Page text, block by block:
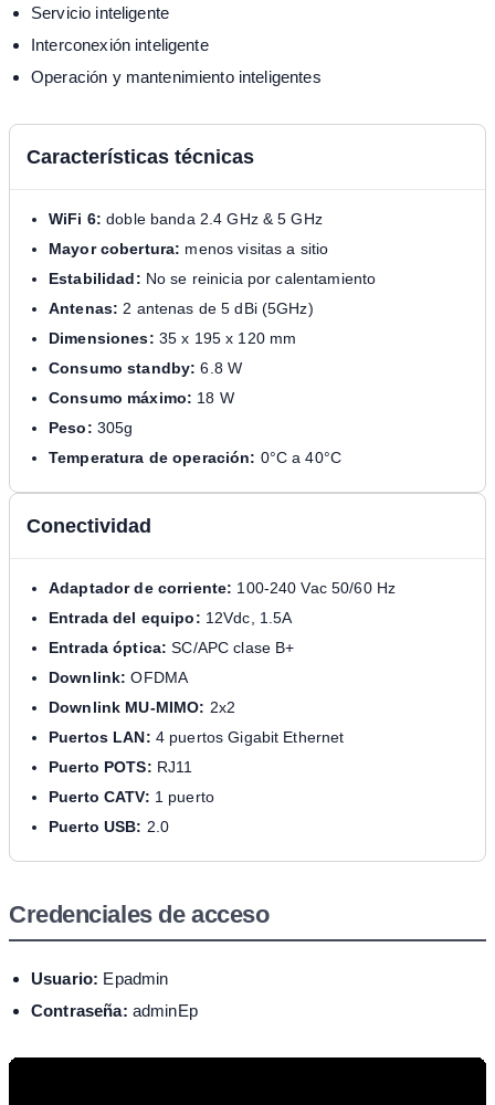
Servicio inteligente
Interconexión inteligente
Operación y mantenimiento inteligentes
Características técnicas
WiFi 6: doble banda 2.4 GHz & 5 GHz
Mayor cobertura: menos visitas a sitio
Estabilidad: No se reinicia por calentamiento
Antenas: 2 antenas de 5 dBi (5GHz)
Dimensiones: 35 x 195 x 120 mm
Consumo standby: 6.8 W
Consumo máximo: 18 W
Peso: 305g
Temperatura de operación: 0°C a 40°C
Conectividad
Adaptador de corriente: 100-240 Vac 50/60 Hz
Entrada del equipo: 12Vdc, 1.5A
Entrada óptica: SC/APC clase B+
Downlink: OFDMA
Downlink MU-MIMO: 2x2
Puertos LAN: 4 puertos Gigabit Ethernet
Puerto POTS: RJ11
Puerto CATV: 1 puerto
Puerto USB: 2.0
Credenciales de acceso
Usuario: Epadmin
Contraseña: adminEp